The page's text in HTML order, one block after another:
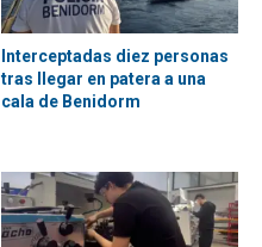
Interceptadas diez personas
tras llegar en patera a una
cala de Benidorm